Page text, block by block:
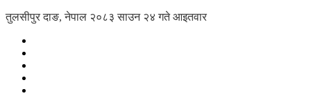
तुलसीपुर दाङ, नेपाल २०८३ साउन २४ गते आइतवार